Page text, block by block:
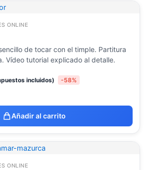
ONLINE
de tocar con el timple. Partitura
Vídeo tutorial explicado al detalle.
€.
incluidos) -58%
Añadir al carrito
ONLINE